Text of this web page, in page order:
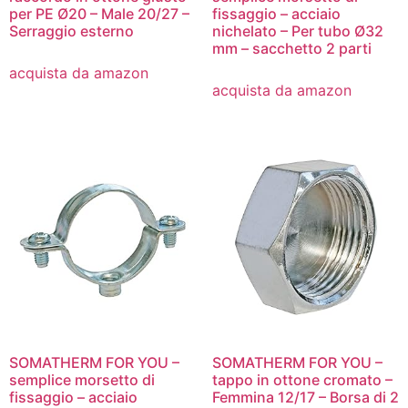
per PE Ø20 – Male 20/27 –
Serraggio esterno
acquista da amazon
fissaggio – acciaio
nichelato – Per tubo Ø32
mm – sacchetto 2 parti
acquista da amazon
SOMATHERM FOR YOU –
semplice morsetto di
fissaggio – acciaio
SOMATHERM FOR YOU –
tappo in ottone cromato –
Femmina 12/17 – Borsa di 2